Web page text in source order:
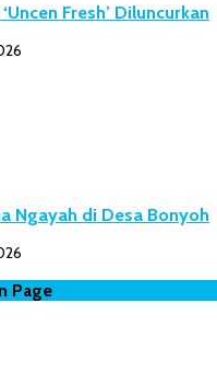
Fresh’ Diluncurkan
Ngayah di Desa Bonyoh
Page